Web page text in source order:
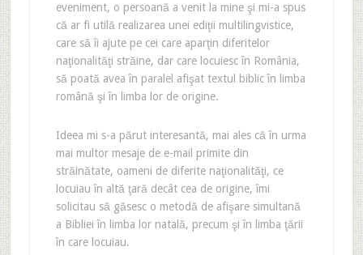
eveniment, o persoană a venit la mine şi mi-a spus
că ar fi utilă realizarea unei ediţii multilingvistice,
care să îi ajute pe cei care aparţin diferitelor
naţionalităţi străine, dar care locuiesc în România,
să poată avea în paralel afişat textul biblic în limba
română şi în limba lor de origine.
Ideea mi s-a părut interesantă, mai ales că în urma
mai multor mesaje de e-mail primite din
străinătate, oameni de diferite naţionalităţi, ce
locuiau în altă ţară decât cea de origine, îmi
solicitau să găsesc o metodă de afişare simultană
a Bibliei în limba lor natală, precum şi în limba ţării
în care locuiau.